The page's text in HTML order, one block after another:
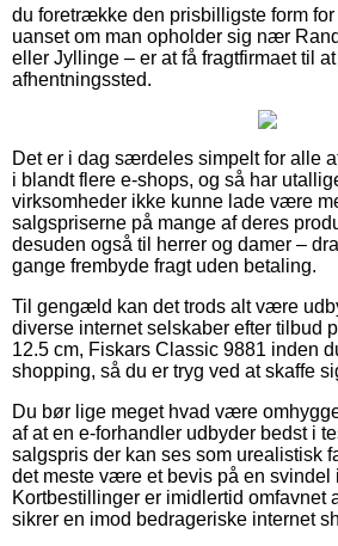
du foretrække den prisbilligste form
uanset om man opholder sig nær
eller Jyllinge – er at få fragtfirmaet til
afhentningssted.
Det er i dag særdeles simpelt for alle
i blandt flere e-shops, og så har
virksomheder ikke kunne lade være
salgspriserne på mange af deres
desuden også til herrer og damer –
gange frembyde fragt uden betaling.
Til gengæld kan det trods alt være
diverse internet selskaber efter tilbud
12.5 cm, Fiskars Classic 9881 inden
shopping, så du er tryg ved at skaffe
Du bør lige meget hvad være
af at en e-forhandler udbyder bedst i
salgspris der kan ses som urealistisk
det meste være et bevis på en svindel
Kortbestillinger er imidlertid omfavnet
sikrer en imod bedrageriske internet